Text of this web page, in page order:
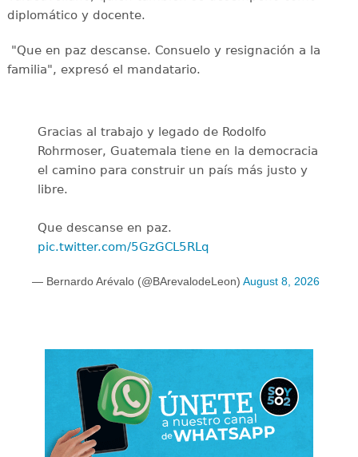
diplomático y docente.
"Que en paz descanse. Consuelo y resignación a la
familia", expresó el mandatario.
Gracias al trabajo y legado de Rodolfo
Rohrmoser, Guatemala tiene en la democracia
el camino para construir un país más justo y
libre.
Que descanse en paz.
pic.twitter.com/5GzGCL5RLq
— Bernardo Arévalo (@BArevalodeLeon) August 8, 2026